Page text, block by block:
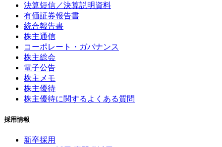
決算短信／決算説明資料
有価証券報告書
統合報告書
株主通信
コーポレート・ガバナンス
株主総会
電子公告
株主メモ
株主優待
株主優待に関するよくある質問
採用情報
新卒採用